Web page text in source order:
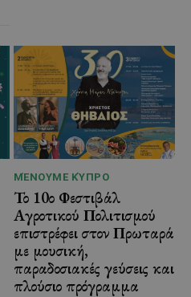
ΜΈΝΟΥΜΕ ΚΎΠΡΟ
Το 10ο Φεστιβάλ
Αγροτικού Πολιτισμού
επιστρέφει στον Πρωταρά
με μουσική,
παραδοσιακές γεύσεις και
πλούσιο πρόγραμμα